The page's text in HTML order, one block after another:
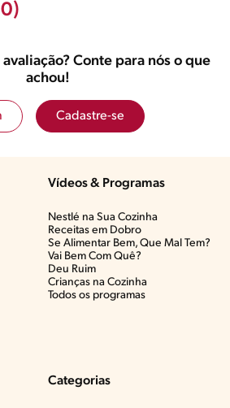
Conte para nós o que
achou!
Cadastre-se
Vídeos & Programas​
Nestlé na Sua Cozinha
Receitas em Dobro
Se Alimentar Bem, Que Mal Tem?​
Vai Bem Com Quê?​
Deu Ruim​
Crianças na Cozinha​
Todos os programas
Categorias